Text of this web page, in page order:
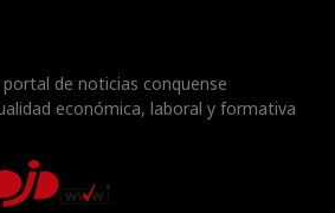
portal de noticias conquense
económica, laboral y formativa